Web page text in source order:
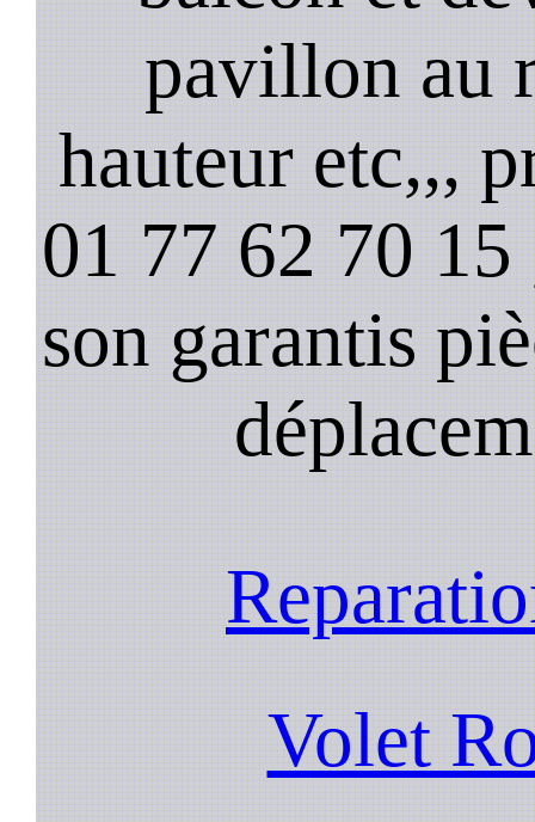
pavillon au
hauteur etc,,,
01 77 62 70
son garantis
Volet